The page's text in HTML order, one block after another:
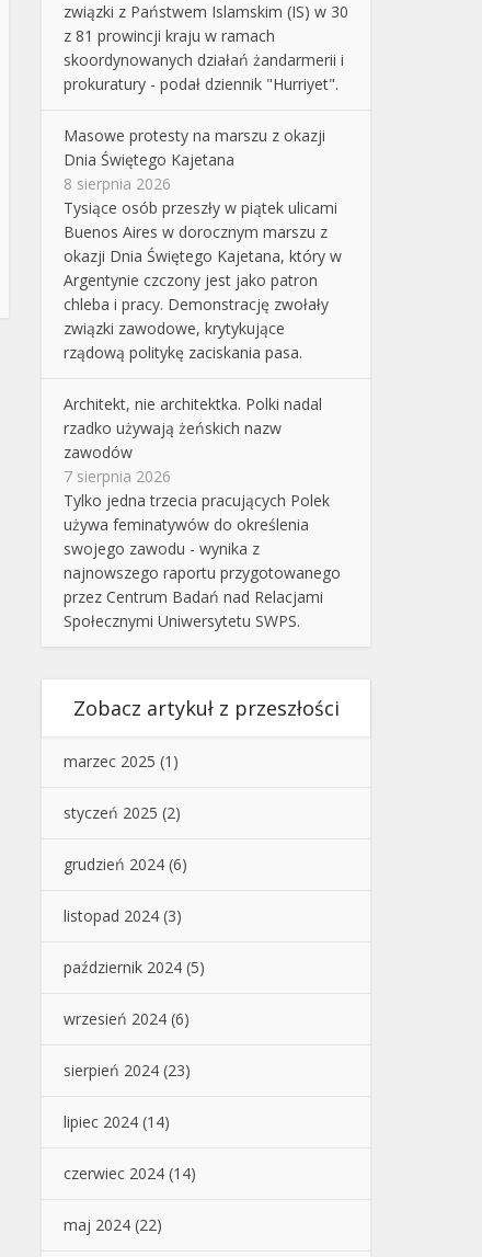
związki z Państwem Islamskim (IS) w 30
z 81 prowincji kraju w ramach
skoordynowanych działań żandarmerii i
prokuratury - podał dziennik "Hurriyet".
Masowe protesty na marszu z okazji
Dnia Świętego Kajetana
8 sierpnia 2026
Tysiące osób przeszły w piątek ulicami
Buenos Aires w dorocznym marszu z
okazji Dnia Świętego Kajetana, który w
Argentynie czczony jest jako patron
chleba i pracy. Demonstrację zwołały
związki zawodowe, krytykujące
rządową politykę zaciskania pasa.
Architekt, nie architektka. Polki nadal
rzadko używają żeńskich nazw
zawodów
7 sierpnia 2026
Tylko jedna trzecia pracujących Polek
używa feminatywów do określenia
swojego zawodu - wynika z
najnowszego raportu przygotowanego
przez Centrum Badań nad Relacjami
Społecznymi Uniwersytetu SWPS.
Zobacz artykuł z przeszłości
marzec 2025 (1)
styczeń 2025 (2)
grudzień 2024 (6)
listopad 2024 (3)
październik 2024 (5)
wrzesień 2024 (6)
sierpień 2024 (23)
lipiec 2024 (14)
czerwiec 2024 (14)
maj 2024 (22)